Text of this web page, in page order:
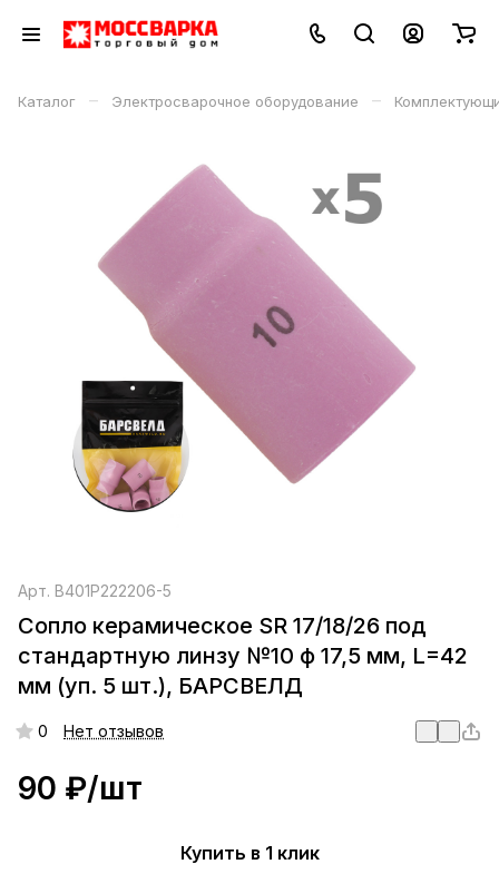
Каталог – Электросварочное оборудование –
Арт. B401P222206-5
Сопло керамическое SR 17/18/26 под
стандартную линзу №10 ф 17,5 мм, L=42
мм (уп. 5 шт.), БАРСВЕЛД
0 Нет отзывов
90 ₽/шт
Купить в 1 клик